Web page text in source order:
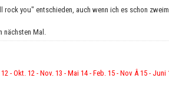
you" entschieden, auch wenn ich es schon
nächsten Mal.
- Okt. 12 - Nov. 13 - Mai 14 - Feb. 15 - Nov Â 15 - Juni